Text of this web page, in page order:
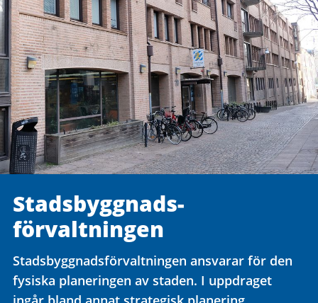
Stadsbyggnads­
förvaltningen
Stadsbyggnadsförvaltningen ansvarar för den
fysiska planeringen av staden. I uppdraget